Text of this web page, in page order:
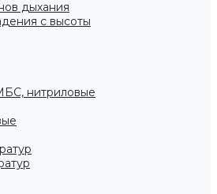
дыхания
с высоты
нитриловые